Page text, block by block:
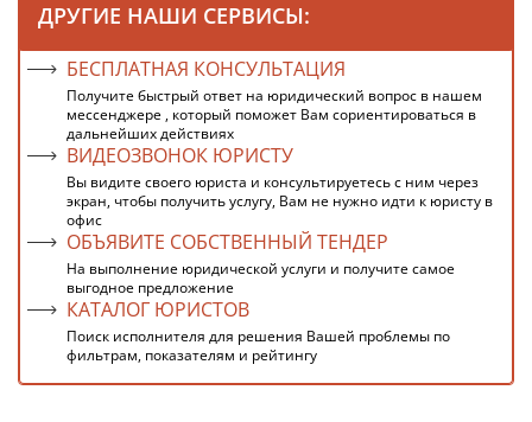
ДРУГИЕ НАШИ СЕРВИСЫ:
БЕСПЛАТНАЯ КОНСУЛЬТАЦИЯ
Получите быстрый ответ на юридический вопрос в нашем
мессенджере , который поможет Вам сориентироваться в
дальнейших действиях
ВИДЕОЗВОНОК ЮРИСТУ
Вы видите своего юриста и консультируетесь с ним через
экран, чтобы получить услугу, Вам не нужно идти к юристу в
офис
ОБЪЯВИТЕ СОБСТВЕННЫЙ ТЕНДЕР
На выполнение юридической услуги и получите самое
выгодное предложение
КАТАЛОГ ЮРИСТОВ
Поиск исполнителя для решения Вашей проблемы по
фильтрам, показателям и рейтингу